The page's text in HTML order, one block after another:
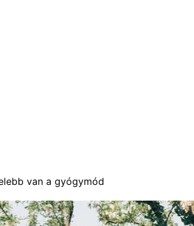
van a gyógymód